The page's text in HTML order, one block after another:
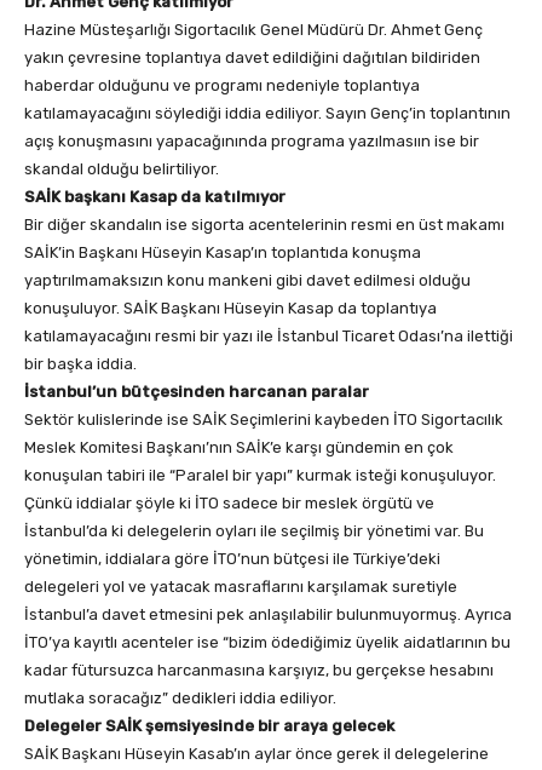
Hazine Müsteşarlığı Sigortacılık Genel Müdürü Dr. Ahmet Genç
yakın çevresine toplantıya davet edildiğini dağıtılan bildiriden
haberdar olduğunu ve programı nedeniyle toplantıya
katılamayacağını söylediği iddia ediliyor. Sayın Genç’in toplantının
açış konuşmasını yapacağınında programa yazılmasıın ise bir
skandal olduğu belirtiliyor.
SAİK başkanı Kasap da katılmıyor
Bir diğer skandalın ise sigorta acentelerinin resmi en üst makamı
SAİK’in Başkanı Hüseyin Kasap’ın toplantıda konuşma
yaptırılmamaksızın konu mankeni gibi davet edilmesi olduğu
konuşuluyor. SAİK Başkanı Hüseyin Kasap da toplantıya
katılamayacağını resmi bir yazı ile İstanbul Ticaret Odası’na ilettiği
bir başka iddia.
İstanbul’un bütçesinden harcanan paralar
Sektör kulislerinde ise SAİK Seçimlerini kaybeden İTO Sigortacılık
Meslek Komitesi Başkanı’nın SAİK’e karşı gündemin en çok
konuşulan tabiri ile “Paralel bir yapı” kurmak isteği konuşuluyor.
Çünkü iddialar şöyle ki İTO sadece bir meslek örgütü ve
İstanbul’da ki delegelerin oyları ile seçilmiş bir yönetimi var. Bu
yönetimin, iddialara göre İTO’nun bütçesi ile Türkiye’deki
delegeleri yol ve yatacak masraflarını karşılamak suretiyle
İstanbul’a davet etmesini pek anlaşılabilir bulunmuyormuş. Ayrıca
İTO’ya kayıtlı acenteler ise “bizim ödediğimiz üyelik aidatlarının bu
kadar fütursuzca harcanmasına karşıyız, bu gerçekse hesabını
mutlaka soracağız” dedikleri iddia ediliyor.
Delegeler SAİK şemsiyesinde bir araya gelecek
SAİK Başkanı Hüseyin Kasab’ın aylar önce gerek il delegelerine